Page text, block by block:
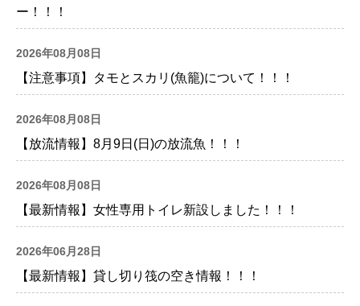
ー！！！
2026年08月08日
【注意事項】タモとスカリ(魚籠)について！！！
2026年08月08日
【放流情報】8月9日(日)の放流魚！！！
2026年08月08日
【最新情報】女性専用トイレ新設しました！！！
2026年06月28日
【最新情報】貸し切り筏の空き情報！！！